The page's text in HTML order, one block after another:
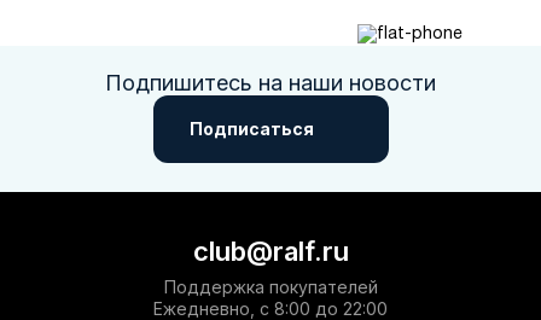
Подпишитесь на наши новости
Подписаться
club@ralf.ru
Поддержка покупателей
Ежедневно, с 8:00 до 22:00